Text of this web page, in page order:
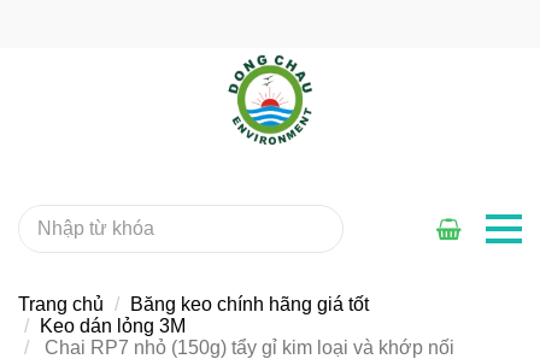
Trang chủ
Băng keo chính hãng giá tốt
Keo dán lỏng 3M
Chai RP7 nhỏ (150g) tẩy gỉ kim loại và khớp nối